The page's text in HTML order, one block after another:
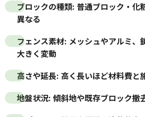
ブロックの種類: 普通ブロック・化
異なる
フェンス素材: メッシュやアルミ、
大きく変動
高さや延長: 高く長いほど材料費と
地盤状況: 傾斜地や既存ブロック撤